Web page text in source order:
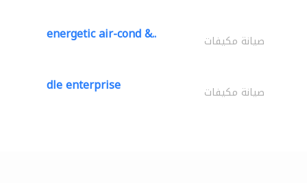
energetic air-cond &.. صيانة مكيفات
dle enterprise صيانة مكيفات